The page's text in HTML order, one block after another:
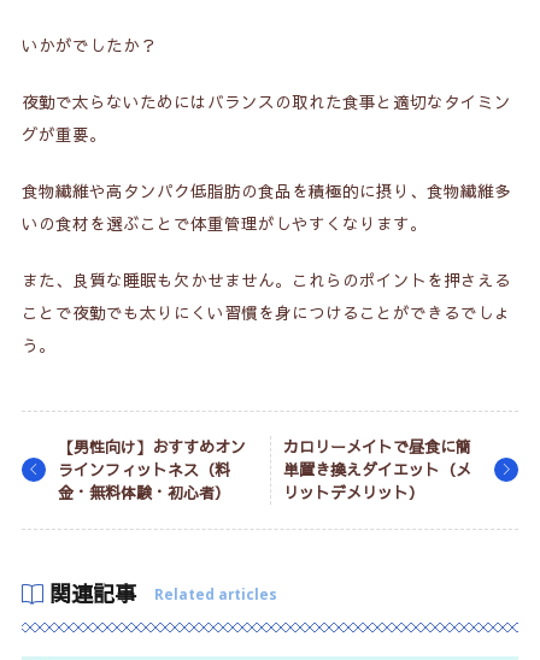
いかがでしたか？
夜勤で太らないためにはバランスの取れた食事と適切なタイミン
グが重要。
食物繊維や高タンパク低脂肪の食品を積極的に摂り、食物繊維多
いの食材を選ぶことで体重管理がしやすくなります。
また、良質な睡眠も欠かせません。これらのポイントを押さえる
ことで夜勤でも太りにくい習慣を身につけることができるでしょ
う。
【男性向け】おすすめオン
ラインフィットネス（料
金・無料体験・初心者）
カロリーメイトで昼食に簡
単置き換えダイエット（メ
リットデメリット）
関連記事 Related articles